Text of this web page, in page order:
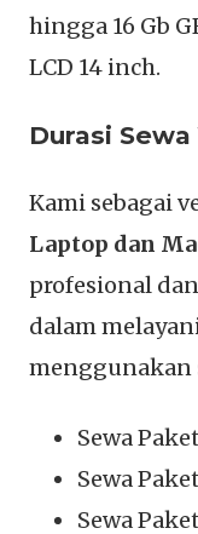
hingga 16 Gb
LCD 14 inch.
Durasi
Kami sebagai
Laptop dan
profesional
dalam
menggunakan
Sewa
Sewa
Sewa